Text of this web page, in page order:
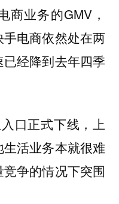
商业务的GMV，
电商依然处在两
经降到去年四季
口正式下线，上
活业务本就很难
争的情况下突围